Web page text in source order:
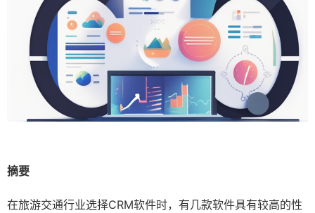
摘要
在旅游交通行业选择CRM软件时，有几款软件具有较高的性